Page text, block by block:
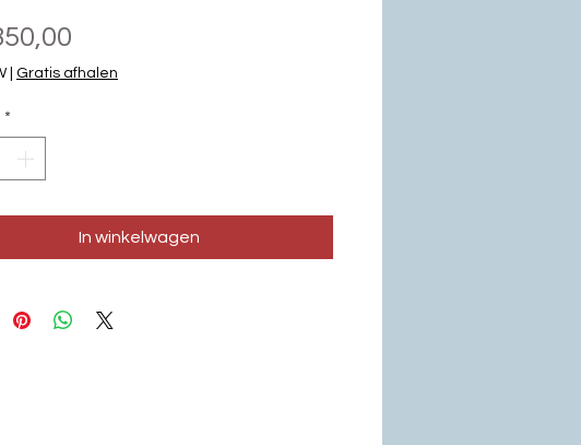
Gratis afhalen
*
In winkelwagen